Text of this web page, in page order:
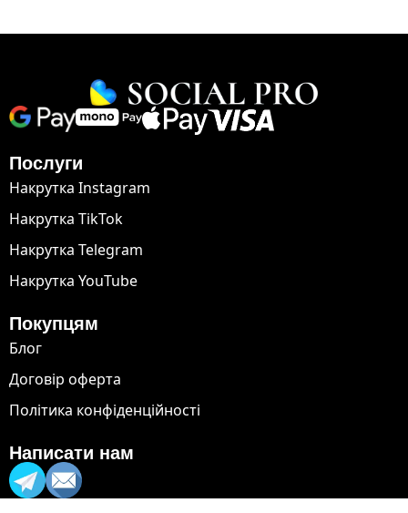
Послуги
Накрутка Instagram
Накрутка TikTok
Накрутка Telegram
Накрутка YouTube
Покупцям
Блог
Договір оферта
Політика конфіденційності
Написати нам